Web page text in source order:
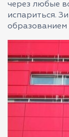
через любые
испариться.
образованием